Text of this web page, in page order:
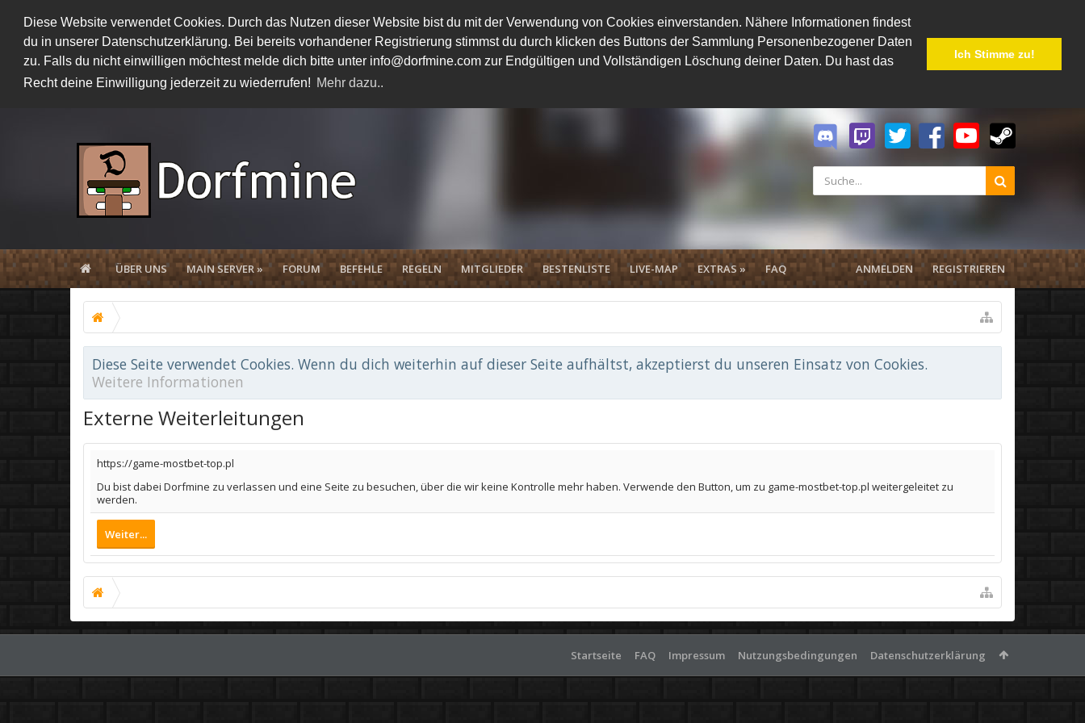
Diese Website verwendet Cookies. Durch das Nutzen dieser Website bist du mit der Verwendung von Cookies einverstanden. Nähere Informationen findest
du in unserer Datenschutzerklärung. Bei bereits vorhandener Registrierung stimmst du durch klicken des Buttons der Sammlung Personenbezogener Daten
zu. Falls du nicht einwilligen möchtest melde dich bitte unter info@dorfmine.com zur Endgültigen und Vollständigen Löschung deiner Daten. Du hast das
Recht deine Einwilligung jederzeit zu wiederrufen! Mehr dazu..
Ich Stimme zu!
ÜBER UNS MAIN SERVER » FORUM BEFEHLE REGELN MITGLIEDER BESTENLISTE LIVE-MAP EXTRAS » FAQ ANMELDEN REGISTRIEREN
Diese Seite verwendet Cookies. Wenn du dich weiterhin auf dieser Seite aufhältst, akzeptierst du unseren Einsatz von Cookies.
Weitere Informationen
Externe Weiterleitungen
https://game-mostbet-top.pl
Du bist dabei Dorfmine zu verlassen und eine Seite zu besuchen, über die wir keine Kontrolle mehr haben. Verwende den Button, um zu game-mostbet-top.pl weitergeleitet zu
werden.
Weiter...
Startseite FAQ Impressum Nutzungsbedingungen Datenschutzerklärung